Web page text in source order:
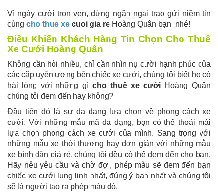
Vì ngày cưới trọn vẹn, đừng ngần ngại trao gửi niềm tin
cùng cho thue xe cuoi gia re Hoàng Quân bạn nhé!
Điều Khiến Khách Hàng Tin Chọn Cho Thuê
Xe Cưới Hoàng Quân
Không cần hỏi nhiều, chỉ cần nhìn nụ cười hạnh phúc của
các cặp uyên ương bên chiếc xe cưới, chúng tôi biết họ có
hài lòng với những gì cho thuê xe cưới Hoàng Quân
chúng tôi đem đến hay không?
Đầu tiên đó là sự đa dạng lựa chọn về phong cách xe
cưới. Với những mẫu mã đa dạng, bạn có thể thoải mái
lựa chọn phong cách xe cưới của mình. Sang trọng với
những mẫu xe thời thượng hay đơn giản với những mẫu
xe bình dân giá rẻ, chúng tôi đều có thể đem đến cho bạn.
Hãy nêu yêu cầu và chờ đợi, phép màu sẽ đem đến bạn
chiếc xe cưới lung linh nhất, đúng ý bạn nhất và chúng tôi
sẽ là người tạo ra phép màu đó.